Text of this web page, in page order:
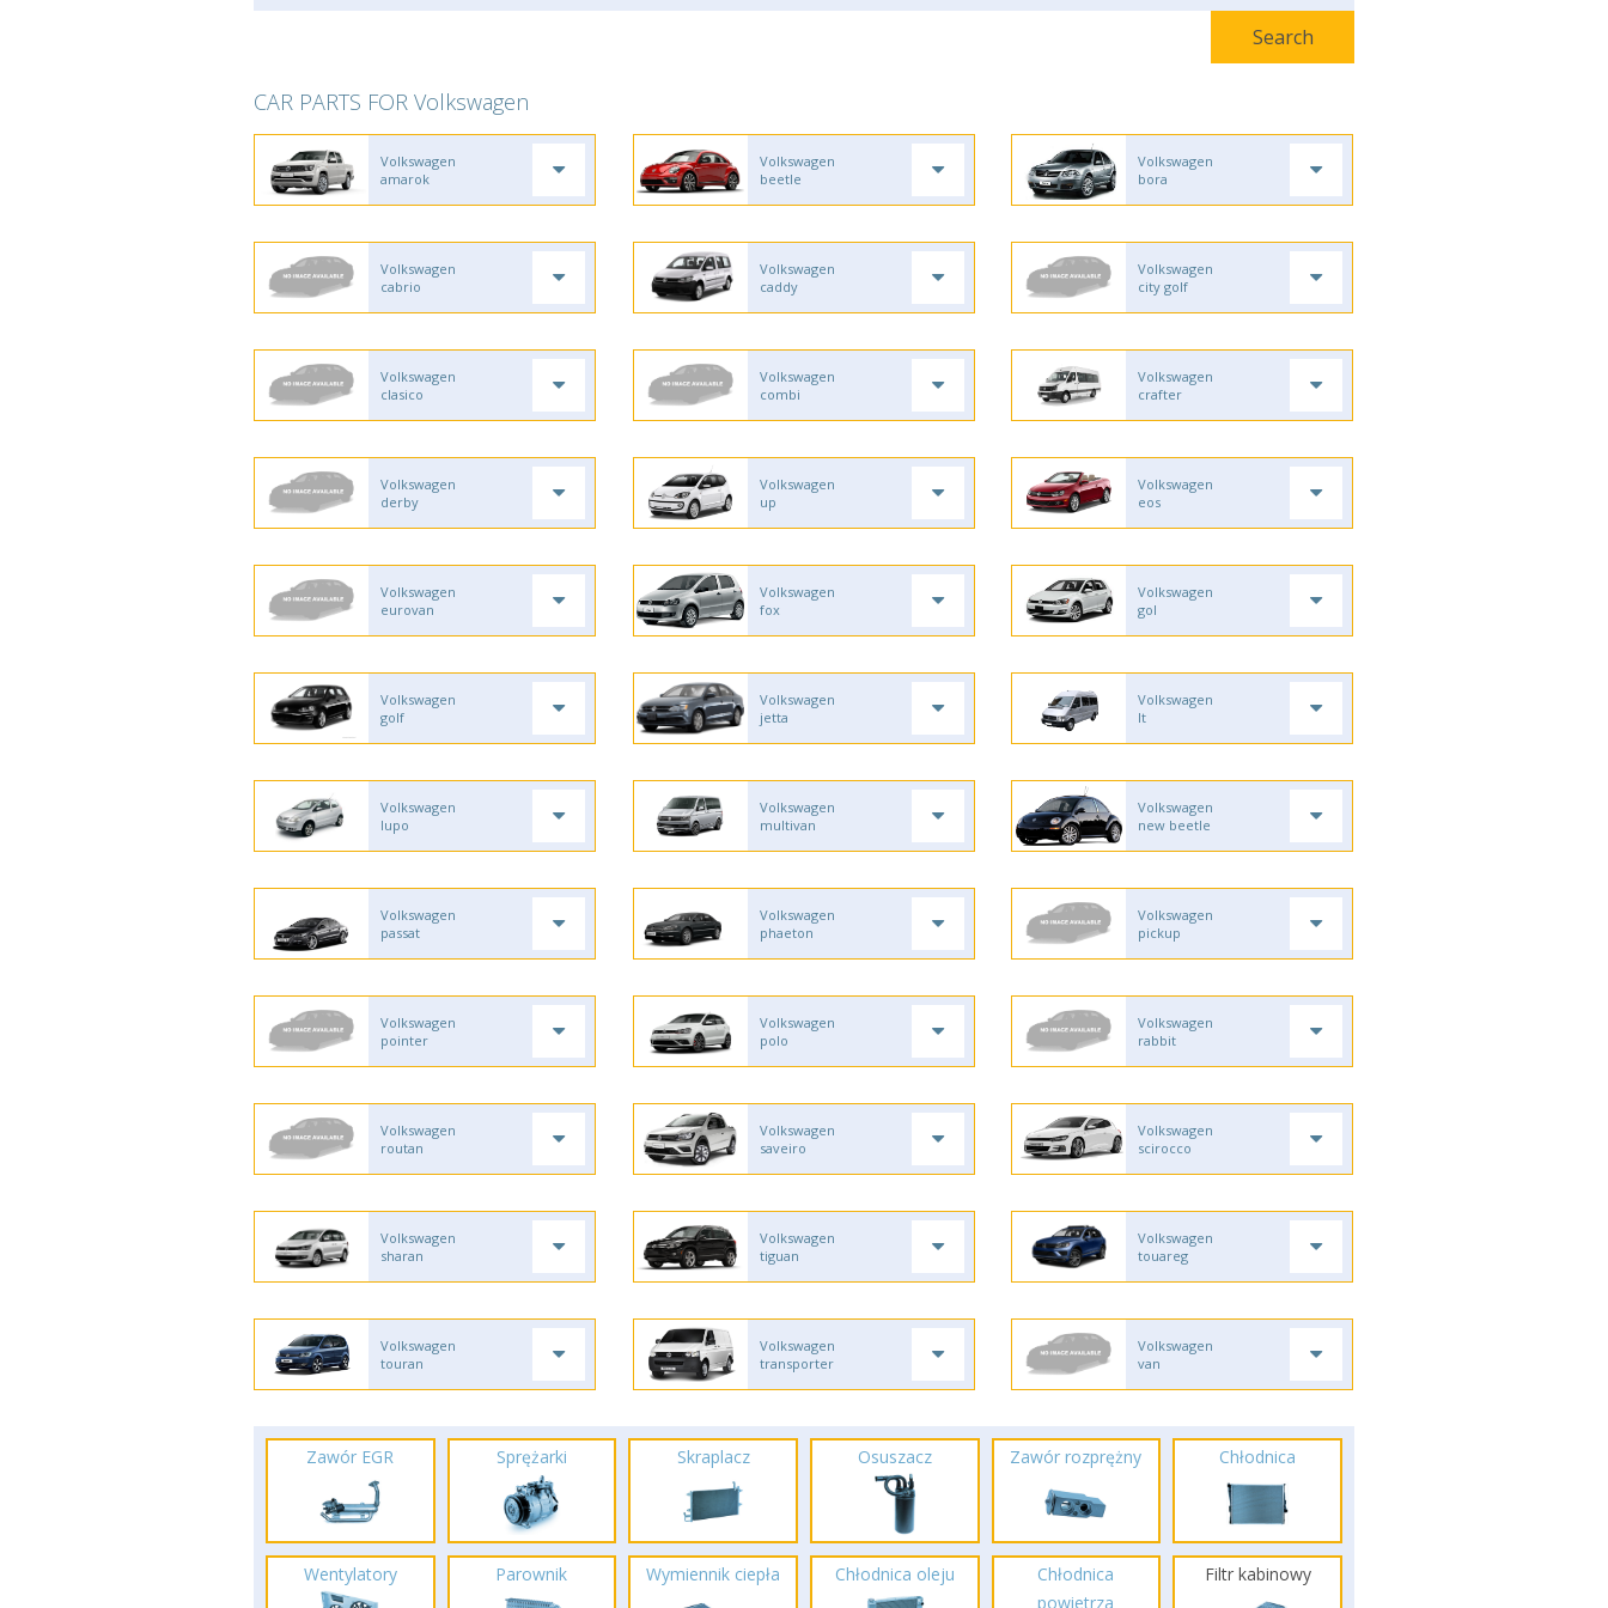
CAR PARTS FOR Volkswagen
Volkswagen
amarok
Volkswagen
beetle
Volkswagen
bora
Volkswagen
cabrio
Volkswagen
caddy
Volkswagen
city golf
Volkswagen
clasico
Volkswagen
combi
Volkswagen
crafter
Volkswagen
derby
Volkswagen
up
Volkswagen
eos
Volkswagen
eurovan
Volkswagen
fox
Volkswagen
gol
Volkswagen
golf
Volkswagen
jetta
Volkswagen
lt
Volkswagen
lupo
Volkswagen
multivan
Volkswagen
new beetle
Volkswagen
passat
Volkswagen
phaeton
Volkswagen
pickup
Volkswagen
pointer
Volkswagen
polo
Volkswagen
rabbit
Volkswagen
routan
Volkswagen
saveiro
Volkswagen
scirocco
Volkswagen
sharan
Volkswagen
tiguan
Volkswagen
touareg
Volkswagen
touran
Volkswagen
transporter
Volkswagen
van
Zawór EGR Sprężarki Skraplacz Osuszacz Zawór rozprężny Chłodnica
Wentylatory Parownik Wymiennik ciepła Chłodnica oleju
Chłodnica
powietrza
Filtr kabinowy